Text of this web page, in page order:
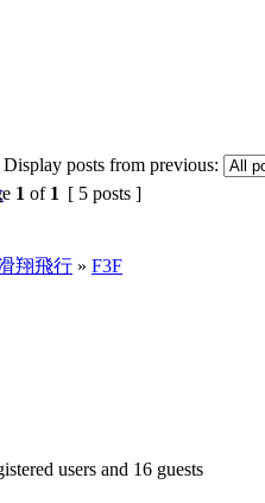
Display posts from previous:
1 of 1 [ 5 posts ]
翔飛行 » F3F
users and 16 guests